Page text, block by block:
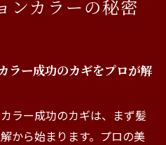
ンカラーの秘密
ラー成功のカギをプロが解
ラー成功のカギは、まず髪
から始まります。プロの美